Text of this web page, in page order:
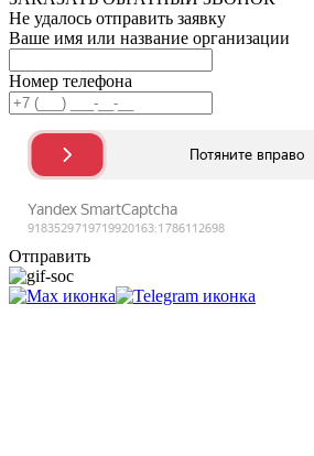
Не удалось отправить заявку
Ваше имя или название организации
Номер телефона
Отправить